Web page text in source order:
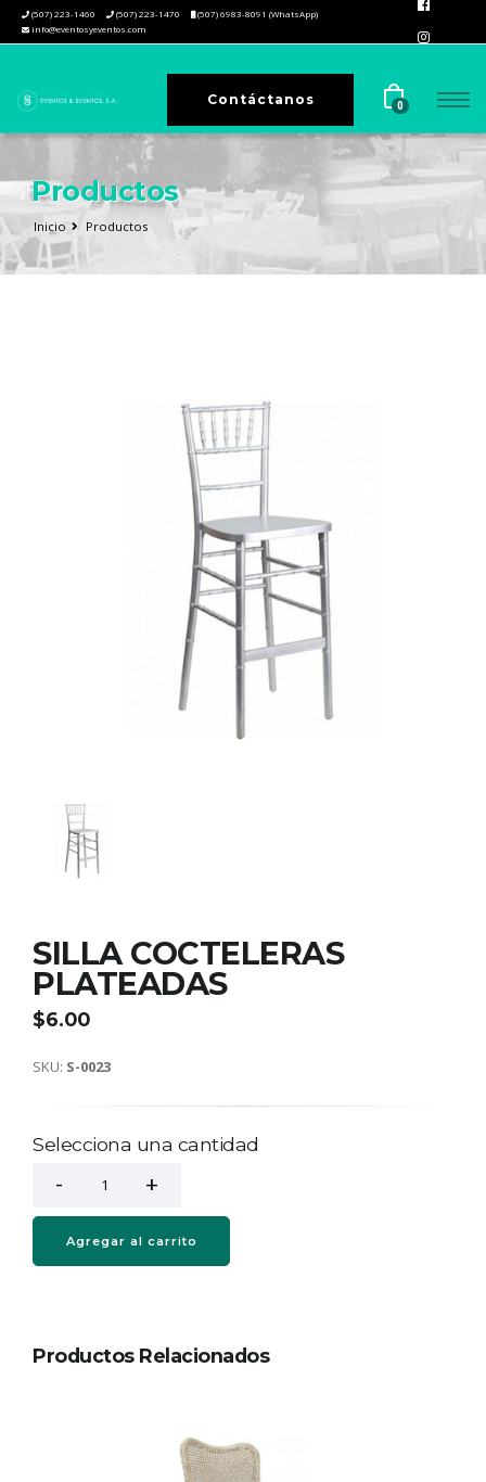
(507) 223-1460 (507) 223-1470
(507) 6983-8091 (WhatsApp)
info@eventosyeventos.com
Contáctanos 0
Productos
Inicio Productos
SILLA COCTELERAS
PLATEADAS
$6.00
SKU: S-0023
Selecciona una cantidad
Agregar al carrito
Productos Relacionados